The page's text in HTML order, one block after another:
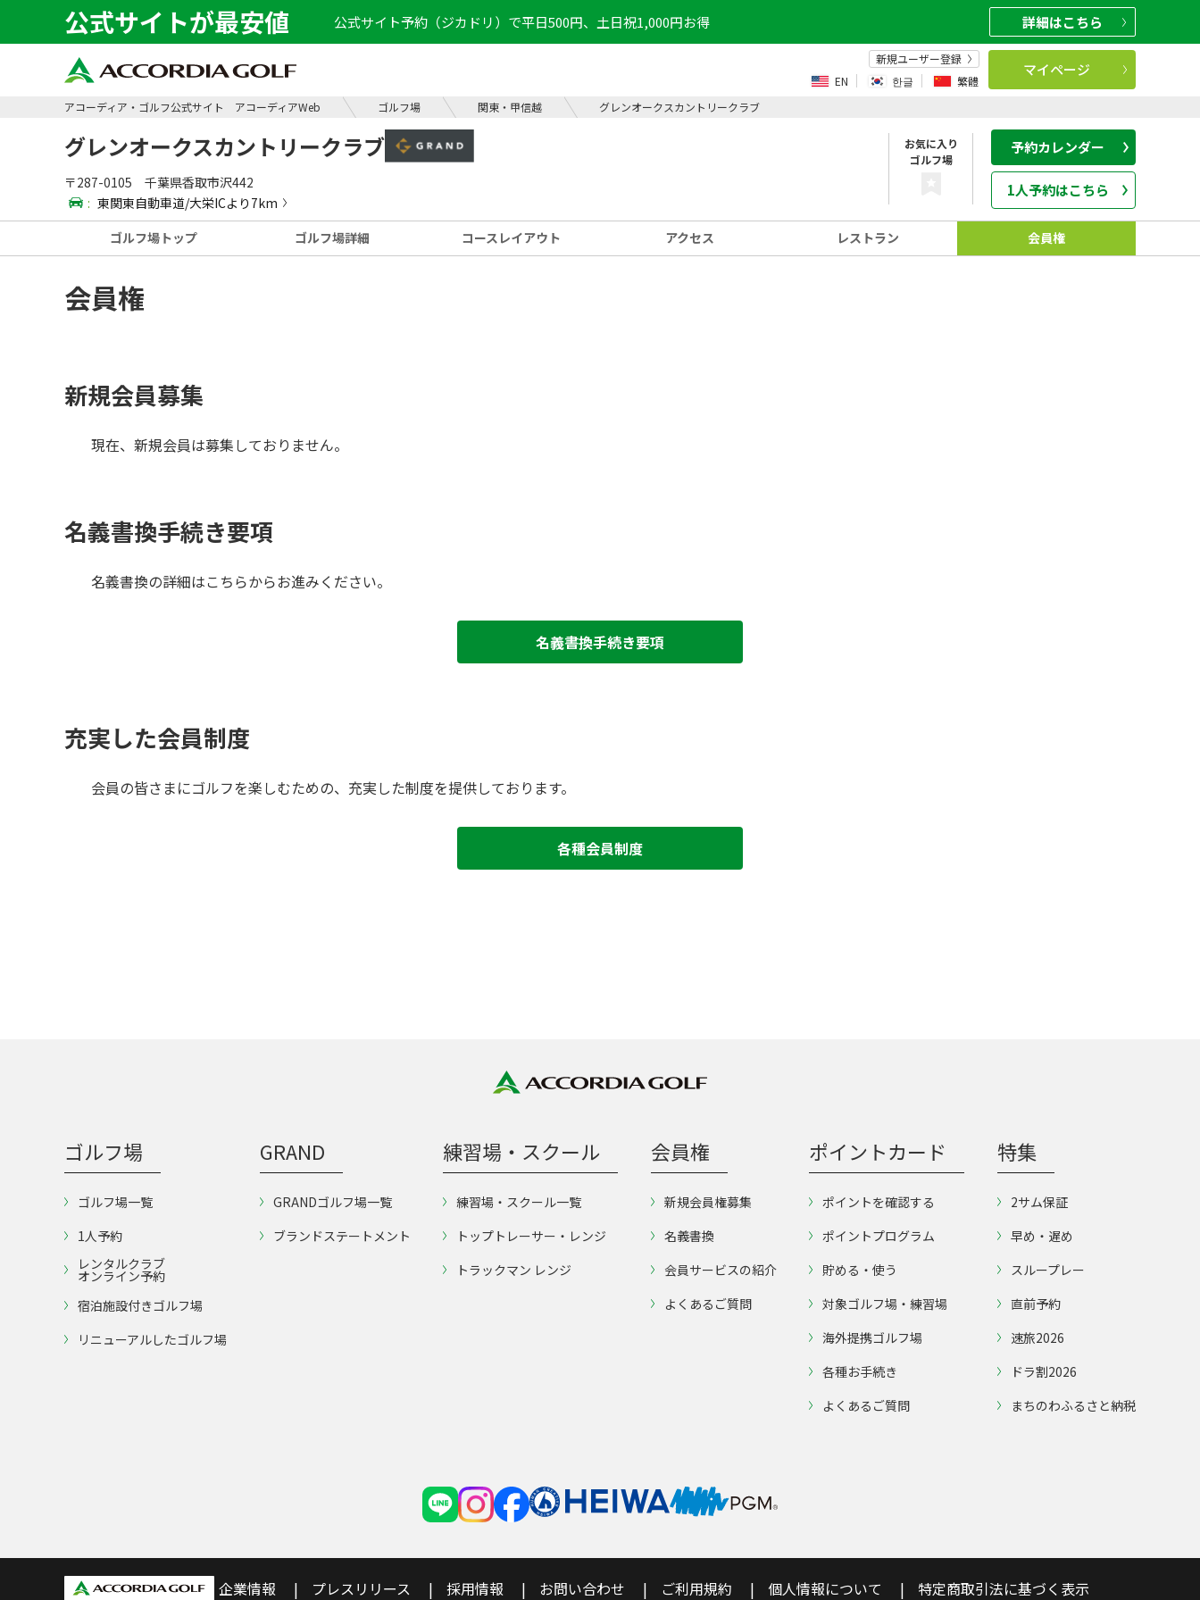
公式サイトが最安値 公式サイト予約（ジカドリ）で平日500円、土日祝1,000円お得 詳細はこちら
新規ユーザー登録
EN
한글 繁體
マイページ
アコーディア・ゴルフ公式サイト アコーディアWeb ゴルフ場 関東・甲信越 グレンオークスカントリークラブ
グレンオークスカントリークラブ
〒287-0105 千葉県香取市沢442
: 東関東自動車道/大栄ICより7km
お気に入り
ゴルフ場
予約カレンダー
1人予約はこちら
ゴルフ場 トップ ゴルフ場詳細 コース レイアウト アクセス レストラン 会員権
会員権
新規会員募集
現在、新規会員は募集しておりません。
名義書換手続き要項
名義書換の詳細はこちらからお進みください。
名義書換手続き要項
充実した会員制度
会員の皆さまにゴルフを楽しむための、充実した制度を提供しております。
各種会員制度
ゴルフ場
ゴルフ場一覧
1人予約
レンタルクラブ
オンライン予約
宿泊施設付きゴルフ場
リニューアルしたゴルフ場
GRAND
GRANDゴルフ場一覧
ブランドステートメント
練習場・スクール
練習場・スクール一覧
トップトレーサー・レンジ
トラックマン レンジ
会員権
新規会員権募集
名義書換
会員サービスの紹介
よくあるご質問
ポイントカード
ポイントを確認する
ポイントプログラム
貯める・使う
対象ゴルフ場・練習場
海外提携ゴルフ場
各種お手続き
よくあるご質問
特集
2サム保証
早め・遅め
スループレー
直前予約
速旅2026
ドラ割2026
まちのわふるさと納税
企業情報 プレスリリース 採用情報 お問い合わせ ご利用規約 個人情報について 特定商取引法に基づく表示